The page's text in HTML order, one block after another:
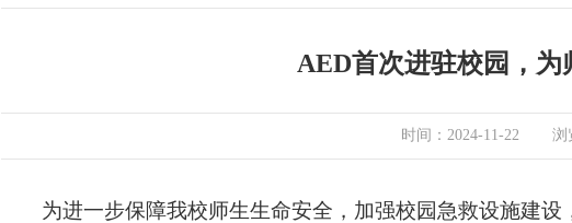
AED首次进驻校园，
时间：2024-11-22 浏
为进一步保障我校师生生命安全，加强校园急救设施建